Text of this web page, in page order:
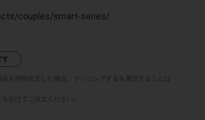
couples/smart-series/
す
を同時注文した場合、ラッピングするを選択することは
分けてご注文ください。